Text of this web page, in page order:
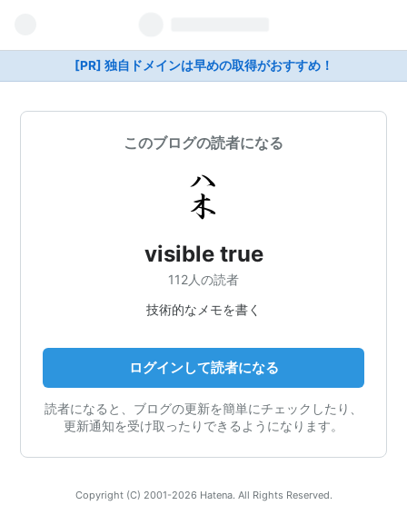
[PR] 独自ドメインは早めの取得がおすすめ！
このブログの読者になる
visible true
112人の読者
技術的なメモを書く
ログインして読者になる
読者になると、ブログの更新を簡単にチェックしたり、
更新通知を受け取ったりできるようになります。
Copyright (C) 2001-2026 Hatena. All Rights Reserved.